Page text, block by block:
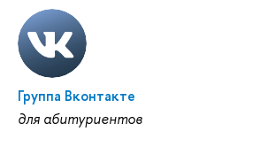
Группа Вконтакте
для абитуриентов